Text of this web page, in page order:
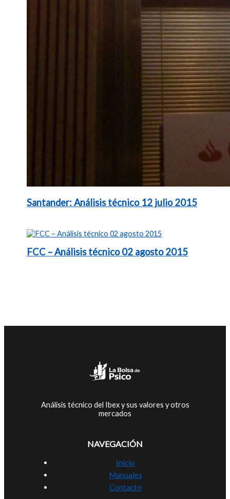
Santander: Análisis técnico 12 julio 2015
FCC – Análisis técnico 02 agosto 2015
Análisis técnico del Ibex y sus valores y otros
mercados
NAVEGACIÓN
Inicio
Manuales
Contacto